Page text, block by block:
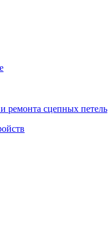
ремонта сцепных петель